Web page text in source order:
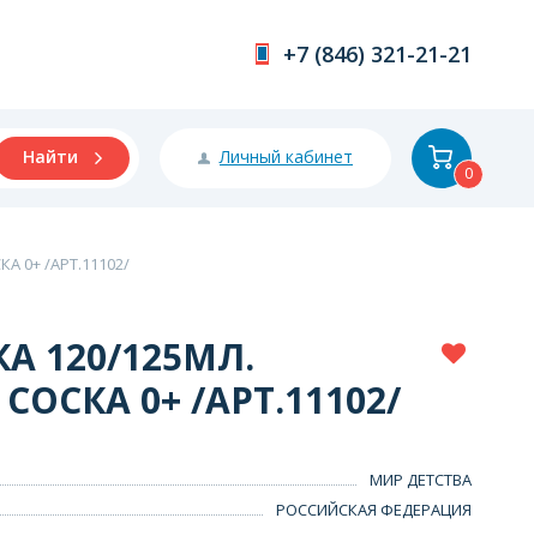
+7 (846) 321-21-21
Найти Личный кабинет
0
0+ /АРТ.11102/
120/125МЛ.
0+ /АРТ.11102/
МИР ДЕТСТВА
РОССИЙСКАЯ ФЕДЕРАЦИЯ